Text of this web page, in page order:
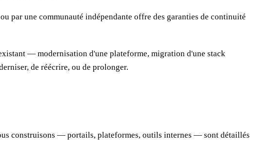
par une communauté indépendante offre des garanties de continuité
— modernisation d'une plateforme, migration d'une stack
de réécrire, ou de prolonger.
construisons — portails, plateformes, outils internes — sont détaillés